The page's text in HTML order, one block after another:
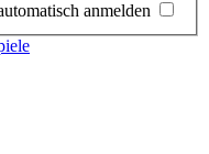
anmelden